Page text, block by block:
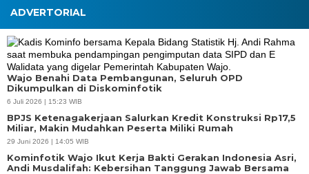
ADVERTORIAL
Wajo Benahi Data Pembangunan, Seluruh OPD
Dikumpulkan di Diskominfotik
6 Juli 2026 | 15:23 WIB
BPJS Ketenagakerjaan Salurkan Kredit Konstruksi Rp17,5
Miliar, Makin Mudahkan Peserta Miliki Rumah
29 Juni 2026 | 14:05 WIB
Kominfotik Wajo Ikut Kerja Bakti Gerakan Indonesia Asri,
Andi Musdalifah: Kebersihan Tanggung Jawab Bersama